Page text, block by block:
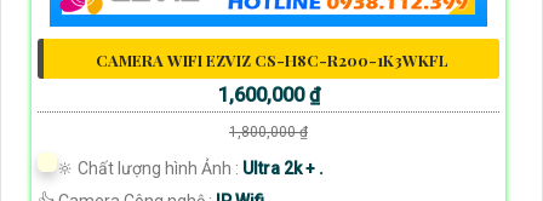
CAMERA WIFI EZVIZ CS-H8C-R200-1K3WKFL
1,600,000 ₫
1,800,000 ₫
🔆 Chất lượng hình Ảnh : Ultra 2k + .